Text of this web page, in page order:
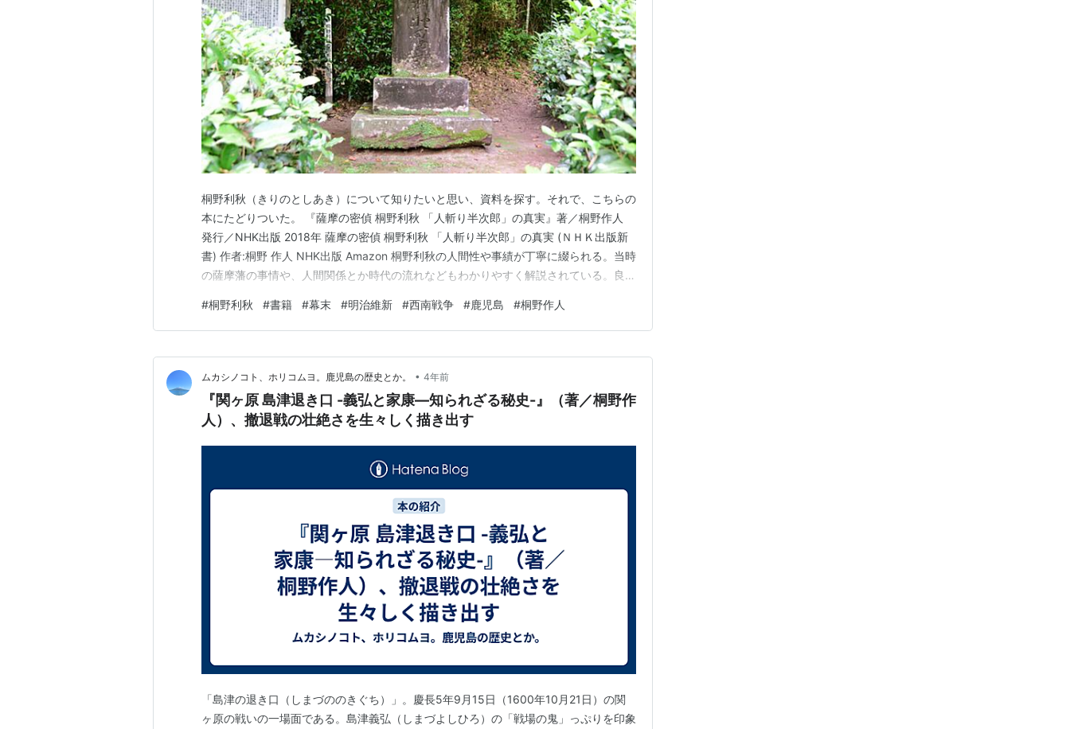
桐野利秋（きりのとしあき）について知りたいと思い、資料を探す。それで、こちらの
本にたどりついた。 『薩摩の密偵 桐野利秋 「人斬り半次郎」の真実』著／桐野作人
発行／NHK出版 2018年 薩摩の密偵 桐野利秋 「人斬り半次郎」の真実 (ＮＨＫ出版新
書) 作者:桐野 作人 NHK出版 Amazon 桐野利秋の人間性や事績が丁寧に綴られる。当時
の薩摩藩の事情や、人間関係とか時代の流れなどもわかりやすく解説されている。良書
県の戦国時代や幕末に関する著作を多く出していて、当ブログで記事をつくる際にもか
なりお世話になっている…
#桐野利秋 #書籍 #幕末 #明治維新 #西南戦争 #鹿児島 #桐野作人
ムカシノコト、ホリコムヨ。鹿児島の歴史とか。 • 4年前
『関ヶ原 島津退き口 -義弘と家康―知られざる秘史-』（著／桐野作
人）、撤退戦の壮絶さを生々しく描き出す
「島津の退き口（しまづののきぐち）」。慶長5年9月15日（1600年10月21日）の関
ヶ原の戦いの一場面である。島津義弘（しまづよしひろ）の「戦場の鬼」っぷりを印象